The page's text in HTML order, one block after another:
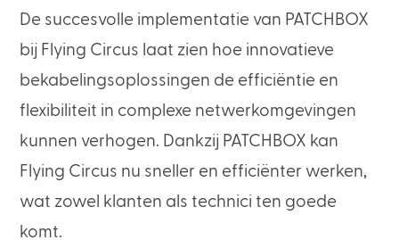
De succesvolle implementatie van PATCHBOX
bij Flying Circus laat zien hoe innovatieve
bekabelingsoplossingen de efficiëntie en
flexibiliteit in complexe netwerkomgevingen
kunnen verhogen. Dankzij PATCHBOX kan
Flying Circus nu sneller en efficiënter werken,
wat zowel klanten als technici ten goede
komt.